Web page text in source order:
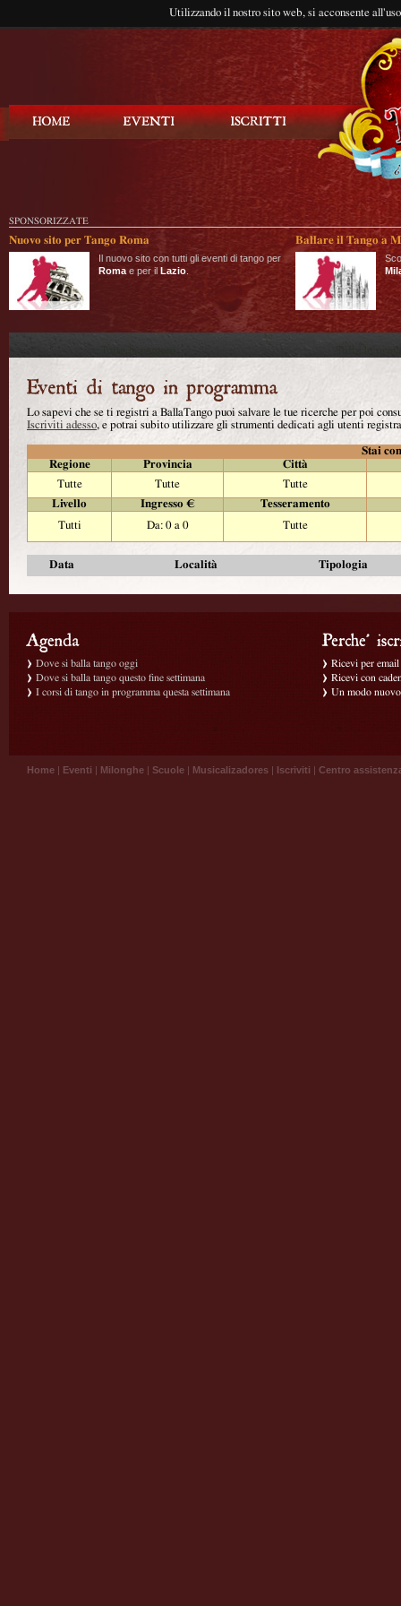
Utilizzando il nostro sito web, si acconsente
SPONSORIZZATE
Nuovo sito per Tango Roma
Il nuovo sito con tutti gli eventi di tango per
Roma e per il Lazio
Ballare il Tango a
Lo sapevi che se ti registri a BallaTango puoi salvare le tue ricerche per poi
Iscriviti adesso, e potrai subito utilizzare gli strumenti dedicati agli utenti
Stai
Regione
Provincia
Città
Tutte
Tutte
Tutte
Livello
Ingresso €
Tesseramento
Tutti
Da: 0 a 0 Tutte
Data Località Tipologia
Dove si balla tango oggi
Dove si balla tango questo fine settimana
I corsi di tango in programma questa settimana
Ricevi per
Ricevi con
Un modo
Home | Eventi | Milonghe | Scuole | Musicalizadores | Iscriviti | Centro